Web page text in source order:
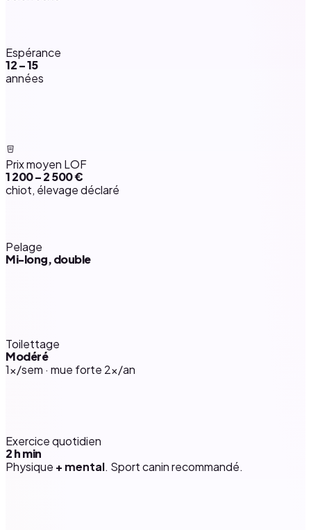
Espérance
12 – 15
années
Prix moyen LOF
1 200 – 2 500 €
chiot, élevage déclaré
Pelage
Mi-long, double
Toilettage
Modéré
1×/sem · mue forte 2×/an
Exercice quotidien
2 hmin
Physique + mental. Sport canin recommandé.